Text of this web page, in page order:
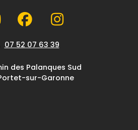
07 52 07 63 39
des Palanques Sud
sur-Garonne